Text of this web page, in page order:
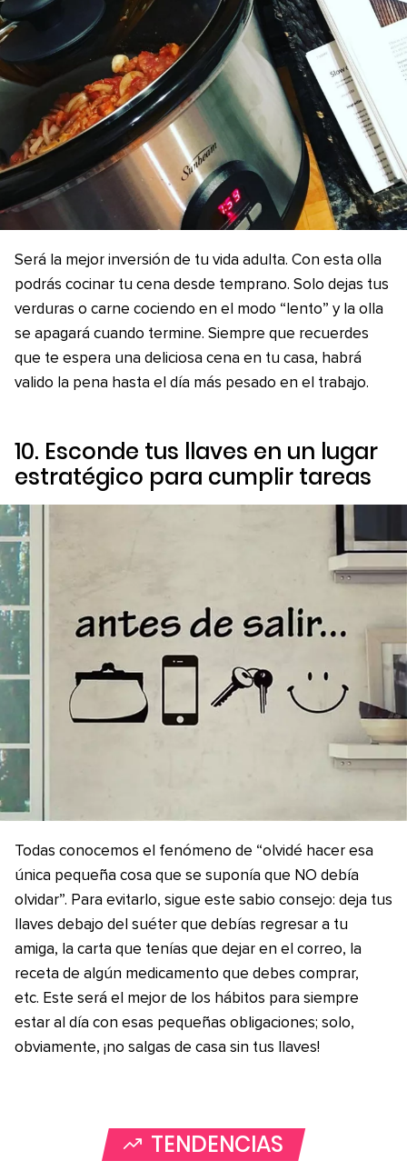
Será la mejor inversión de tu vida adulta. Con esta olla
podrás cocinar tu cena desde temprano. Solo dejas tus
verduras o carne cociendo en el modo “lento” y la olla
se apagará cuando termine. Siempre que recuerdes
que te espera una deliciosa cena en tu casa, habrá
valido la pena hasta el día más pesado en el trabajo.
10. Esconde tus llaves en un lugar
estratégico para cumplir tareas
Todas conocemos el fenómeno de “olvidé hacer esa
única pequeña cosa que se suponía que NO debía
olvidar”. Para evitarlo, sigue este sabio consejo: deja tus
llaves debajo del suéter que debías regresar a tu
amiga, la carta que tenías que dejar en el correo, la
receta de algún medicamento que debes comprar,
etc. Este será el mejor de los hábitos para siempre
estar al día con esas pequeñas obligaciones; solo,
obviamente, ¡no salgas de casa sin tus llaves!
TENDENCIAS